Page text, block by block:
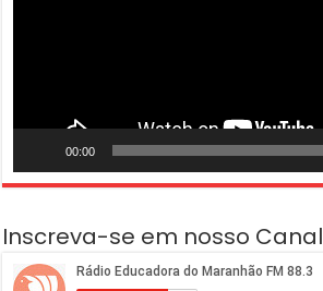
00:00
Inscreva-se em nosso Canal